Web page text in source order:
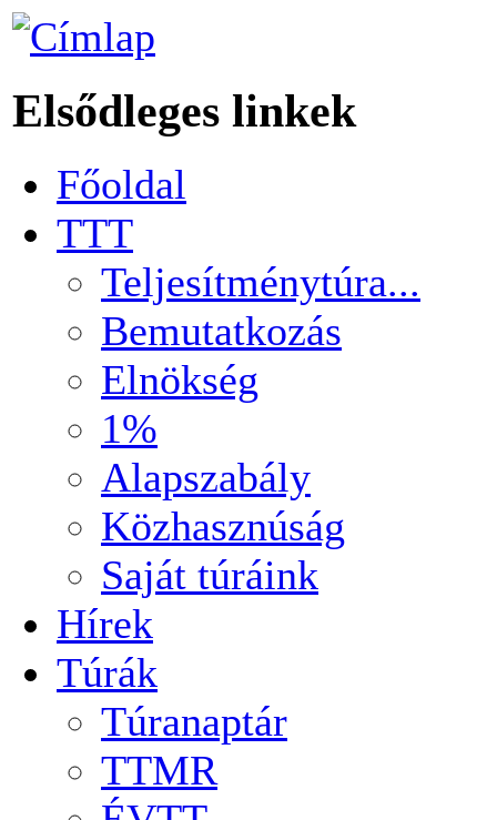
Elsődleges linkek
Főoldal
TTT
Teljesítménytúra...
Bemutatkozás
Elnökség
1%
Alapszabály
Közhasznúság
Saját túráink
Hírek
Túrák
Túranaptár
TTMR